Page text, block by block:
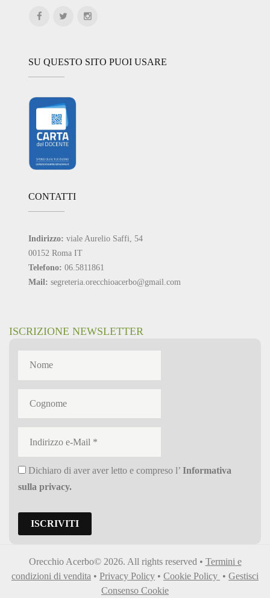
SU QUESTO SITO PUOI USARE
CONTATTI
Indirizzo: viale Aurelio Saffi, 54
00152 Roma IT
Telefono: 06.5811861
Mail: segreteria.orecchioacerbo@gmail.com
ISCRIZIONE NEWSLETTER
Dichiaro di aver aver letto e compreso l’ Informativa
sulla privacy.
Orecchio Acerbo© 2026. All rights reserved • Termini e
condizioni di vendita • Privacy Policy • Cookie Policy • Gestisci
Consenso Cookie